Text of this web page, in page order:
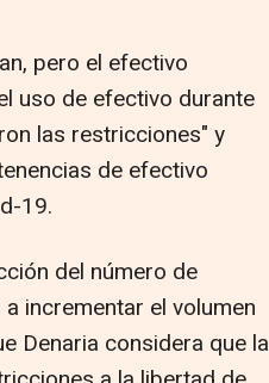
pero el efectivo
uso de efectivo durante
las restricciones" y
de efectivo
19.
del número de
incrementar el volumen
Denaria considera que la